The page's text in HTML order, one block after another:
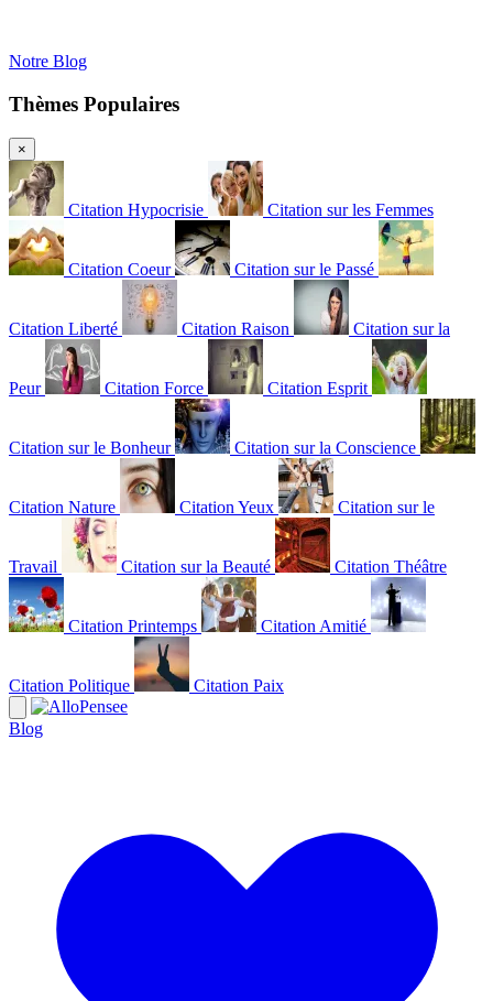
Notre Blog
Thèmes Populaires
×
Citation Hypocrisie Citation sur les Femmes
Citation Coeur Citation sur le Passé
Citation Liberté Citation Raison Citation sur la
Peur Citation Force Citation Esprit
Citation sur le Bonheur Citation sur la Conscience
Citation Nature Citation Yeux Citation sur le
Travail Citation sur la Beauté Citation Théâtre
Citation Printemps Citation Amitié
Citation Politique Citation Paix
Blog